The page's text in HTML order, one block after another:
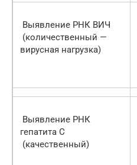
Выявление РНК ВИЧ
(количественный —
вирусная нагрузка)
Выявление РНК
гепатита С
(качественный)